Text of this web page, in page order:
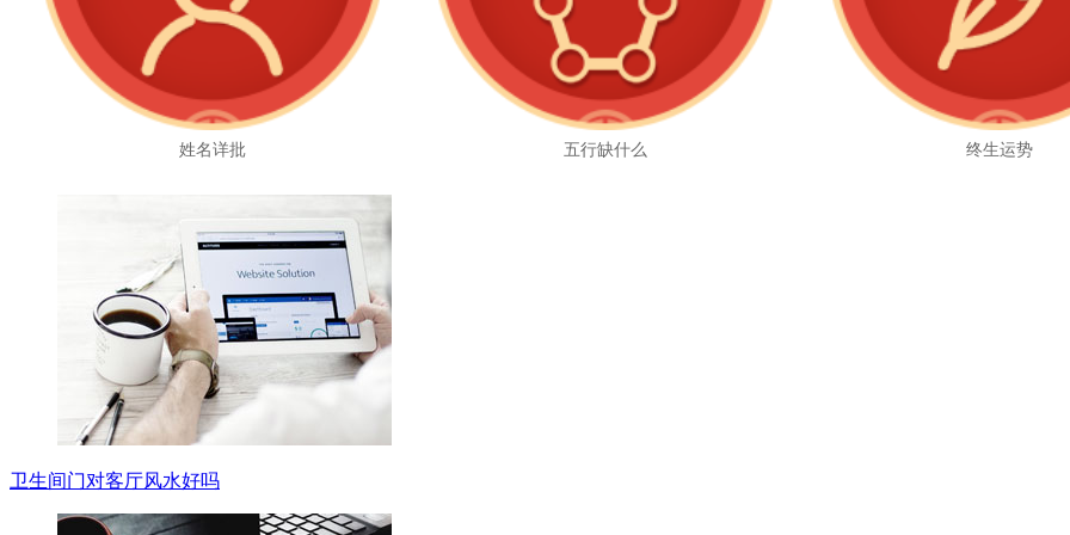
姓名详批 五行缺什么 终生运势
卫生间门对客厅风水好吗